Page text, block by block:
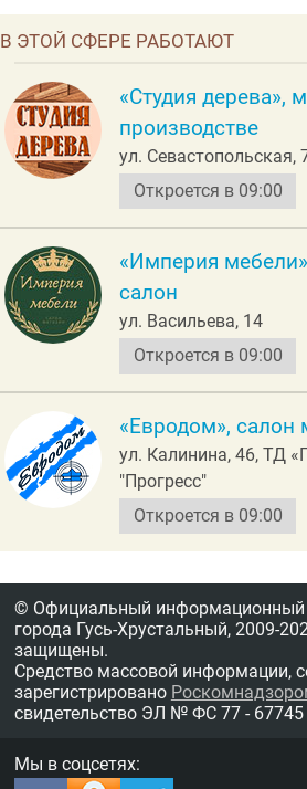
В ЭТОЙ СФЕРЕ РАБОТАЮТ
«Студия дерева»,
производстве
ул. Севастопольская,
Откроется в 09:00
«Империя
салон
ул. Васильева, 14
Откроется в 09:00
«Евродом», салон
ул. Калинина, 46, ТД
"Прогресс"
Откроется в 09:00
© Официальный информационный
города Гусь-Хрустальный, 2009-
защищены.
Средство массовой информации,
зарегистрировано
свидетельство ЭЛ № ФС 77 - 67745
Мы в соцсетях: